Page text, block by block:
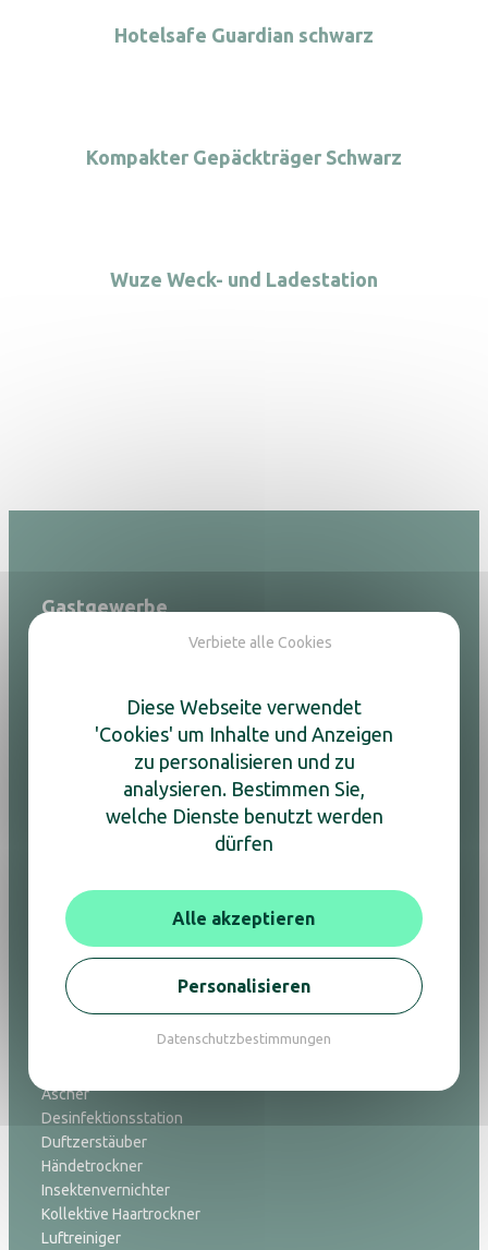
Hotelsafe Guardian schwarz
Kompakter Gepäckträger Schwarz
Wuze Weck- und Ladestation
Gastgewerbe
Gepäckablagen
Haartrockner
Weck- und Ladestationen
Wasserkocher und Kaffeemaschinen
Willkommenstabletts
Badezimmeraccesoires
Ascher
Desinfektionsstation
Duftzerstäuber
Händetrockner
Insektenvernichter
Kollektive Haartrockner
Luftreiniger
Diese Webseite verwendet
'Cookies' um Inhalte und Anzeigen
zu personalisieren und zu
analysieren. Bestimmen Sie,
welche Dienste benutzt werden
dürfen
Alle akzeptieren
Verbiete alle Cookies
Personalisieren
Datenschutzbestimmungen